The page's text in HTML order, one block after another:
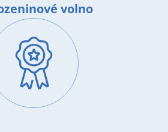
volno